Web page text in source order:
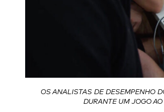
OS ANALISTAS DE DESEMPENHO
DURANTE UM JOGO